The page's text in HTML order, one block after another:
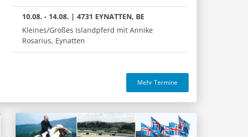
10.08. - 14.08. | 4731 EYNATTEN, BE
Kleines/Großes Islandpferd mit Annike
Rosarius, Eynatten
Mehr Termine